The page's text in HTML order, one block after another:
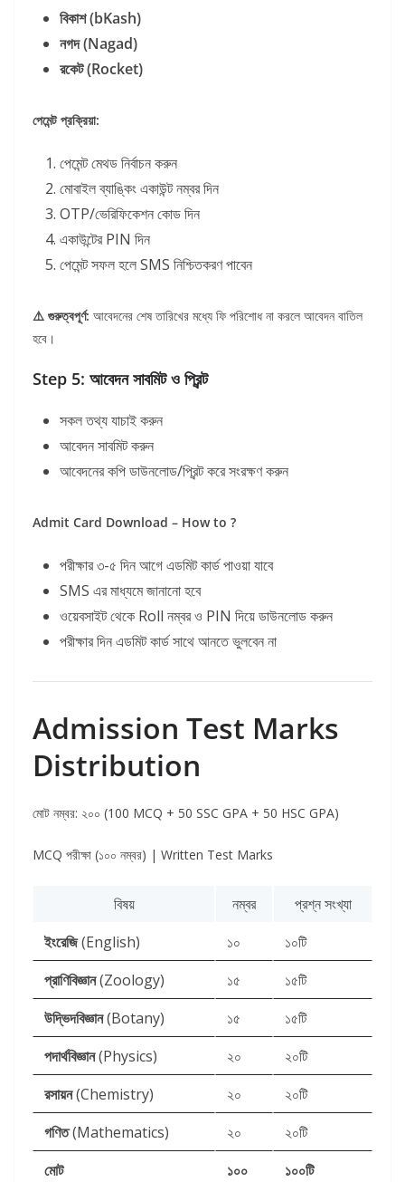
বিকাশ (bKash)
নগদ (Nagad)
রকেট (Rocket)
পেমেন্ট প্রক্রিয়া:
পেমেন্ট মেথড নির্বাচন করুন
মোবাইল ব্যাঙ্কিং একাউন্ট নম্বর দিন
OTP/ভেরিফিকেশন কোড দিন
একাউন্টের PIN দিন
পেমেন্ট সফল হলে SMS নিশ্চিতকরণ পাবেন
⚠️ গুরুত্বপূর্ণ: আবেদনের শেষ তারিখের মধ্যে ফি পরিশোধ না করলে আবেদন বাতিল
হবে।
Step 5: আবেদন সাবমিট ও প্রিন্ট
সকল তথ্য যাচাই করুন
আবেদন সাবমিট করুন
আবেদনের কপি ডাউনলোড/প্রিন্ট করে সংরক্ষণ করুন
Admit Card Download – How to ?
পরীক্ষার ৩-৫ দিন আগে এডমিট কার্ড পাওয়া যাবে
SMS এর মাধ্যমে জানানো হবে
ওয়েবসাইট থেকে Roll নম্বর ও PIN দিয়ে ডাউনলোড করুন
পরীক্ষার দিন এডমিট কার্ড সাথে আনতে ভুলবেন না
Admission Test Marks
Distribution
মোট নম্বর: ২০০ (100 MCQ + 50 SSC GPA + 50 HSC GPA)
MCQ পরীক্ষা (১০০ নম্বর) | Written Test Marks
বিষয় নম্বর
প্রশ্ন সংখ্যা
ইংরেজি(English) ১০
১০টি
প্রাণিবিজ্ঞান(Zoology) ১৫
১৫টি
উদ্ভিদবিজ্ঞান(Botany) ১৫
১৫টি
পদার্থবিজ্ঞান(Physics) ২০
২০টি
রসায়ন(Chemistry) ২০
২০টি
গণিত(Mathematics) ২০
২০টি
মোট
১০০ ১০০টি